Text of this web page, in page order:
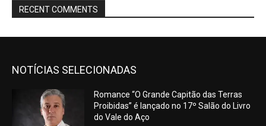
RECENT COMMENTS
NOTÍCIAS SELECIONADAS
Romance “O Grande Capitão das Terras
Proibidas” é lançado no 17º Salão do Livro
do Vale do Aço